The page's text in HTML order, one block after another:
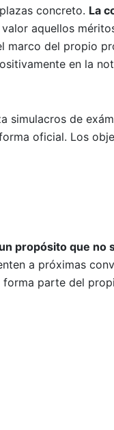
concreto. La
aquellos
marco del propio
en la
simulacros de
oficial. Los
propósito que no
a próximas
forma parte del